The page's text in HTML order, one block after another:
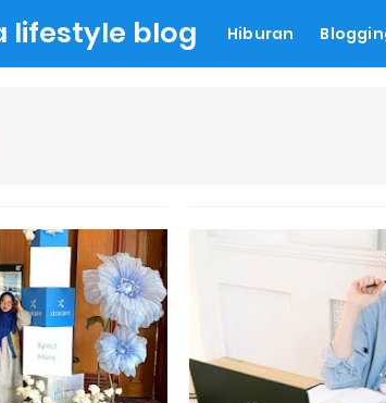
lifestyle blog Hiburan